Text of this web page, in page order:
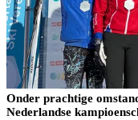
Onder prachtige
Nederlandse